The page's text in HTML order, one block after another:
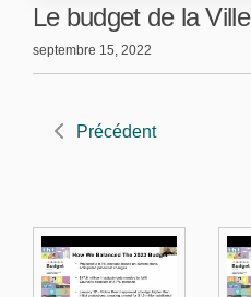
Le budget de la Ville
septembre 15, 2022
Précédent